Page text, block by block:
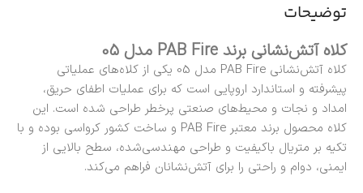
توضیحات
کلاه آتش‌نشانی برند PAB Fire مدل 05
کلاه آتش‌نشانی PAB Fire مدل 05 یکی از کلاه‌های عملیاتی
پیشرفته و استاندارد اروپایی است که برای عملیات اطفای حریق،
امداد و نجات و محیط‌های صنعتی پرخطر طراحی شده است. این
کلاه محصول برند معتبر PAB Fire و ساخت کشور کرواسی بوده و با
تکیه بر متریال باکیفیت و طراحی مهندسی‌شده، سطح بالایی از
ایمنی، دوام و راحتی را برای آتش‌نشانان فراهم می‌کند.